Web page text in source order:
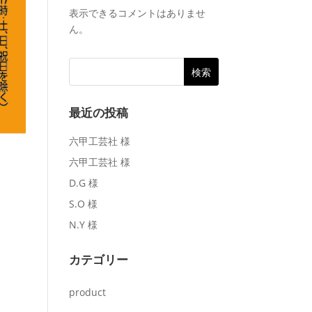
表示できるコメントはありませ
ん。
最近の投稿
六甲工芸社 様
六甲工芸社 様
D.G 様
S.O 様
N.Y 様
カテゴリー
product